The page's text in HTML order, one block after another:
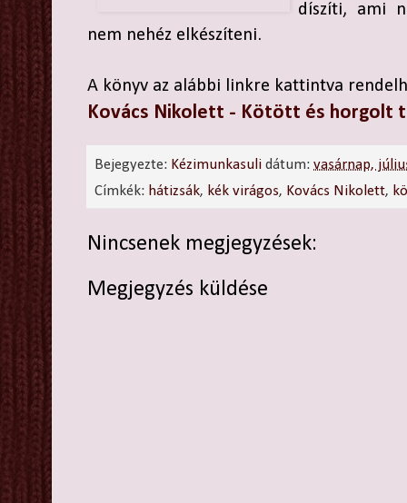
díszíti, ami
nem nehéz elkészíteni.
A könyv az alábbi linkre kattintva
Kovács Nikolett - Kötött és horgolt
Bejegyezte: Kézimunkasuli dátum:vasárnap,
Címkék: hátizsák, kék virágos, Kovács Nikolett,
Nincsenek megjegyzések:
Megjegyzés küldése